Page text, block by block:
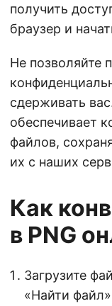
получить
браузер и
Не позволяйте
сдерживать
обеспечивает
файлов,
их с наших
Как
в PNG
Загрузите
«Найти